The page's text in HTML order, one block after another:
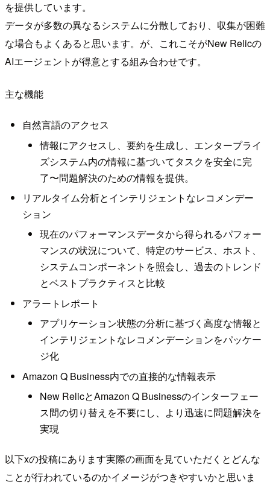
を提供しています。
データが多数の異なるシステムに分散しており、収集が困難
な場合もよくあると思います。が、これこそがNew Relicの
AIエージェントが得意とする組み合わせです。
主な機能
自然言語のアクセス
情報にアクセスし、要約を生成し、エンタープライ
ズシステム内の情報に基づいてタスクを安全に完
了〜問題解決のための情報を提供。
リアルタイム分析とインテリジェントなレコメンデー
ション
現在のパフォーマンスデータから得られるパフォー
マンスの状況について、特定のサービス、ホスト、
システムコンポーネントを照会し、過去のトレンド
とベストプラクティスと比較
アラートレポート
アプリケーション状態の分析に基づく高度な情報と
インテリジェントなレコメンデーションをパッケー
ジ化
Amazon Q Business内での直接的な情報表示
New RelicとAmazon Q Businessのインターフェー
ス間の切り替えを不要にし、より迅速に問題解決を
実現
以下xの投稿にあります実際の画面を見ていただくとどんな
ことが行われているのかイメージがつきやすいかと思いま